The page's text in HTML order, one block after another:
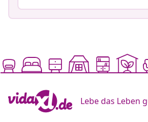
Lebe das Leben